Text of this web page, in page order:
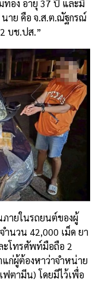
ทอง อายุ 37 ปี และมี
นาย คือ จ.ส.ต.ณัฐกรณ์
บช.ปส.”
ภายในรถยนต์ของผู้
ำนวน 42,000 เม็ด ยา
ะโทรศัพท์มือถือ 2
แก่ผู้ต้องหาว่าจำหน่าย
ตามีน) โดยมีไว้เพื่อ